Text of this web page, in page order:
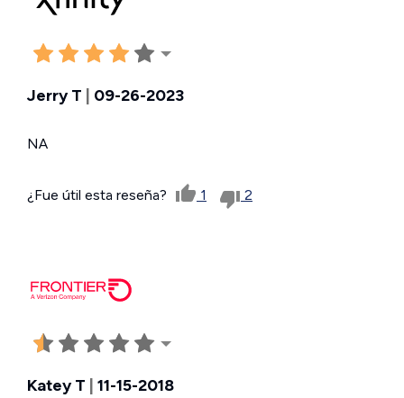
Jerry T | 09-26-2023
NA
¿Fue útil esta reseña? 1 2
Katey T 11-15-2018